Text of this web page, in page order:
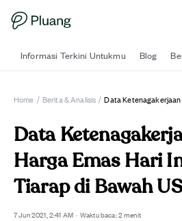
Informasi Terkini Untukmu Blog
Home / Berita & Analisis /
Data
Harga Emas Hari
Tiarap di Bawah
7 Jun 2021, 2:41 AM · Waktu baca: 2 menit